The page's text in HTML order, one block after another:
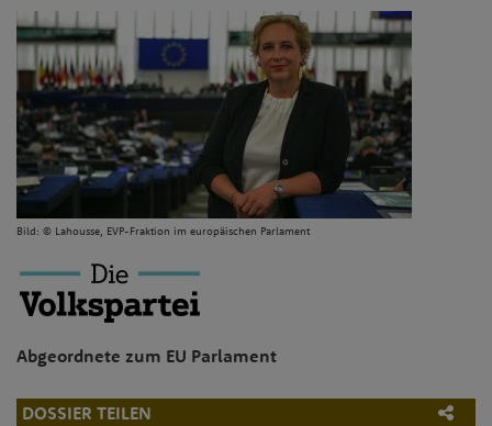
Bild: © Lahousse, EVP-Fraktion im europäischen Parlament
Abgeordnete zum EU Parlament
DOSSIER TEILEN